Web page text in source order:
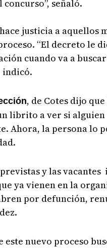
señaló.
justicia a aquellos
“El decreto le
cuando va a
indicó.
, de Cotes dijo
librito a ver si
Ahora, la persona lo
y las
ya vienen en la
por defunción,
nuevo proceso